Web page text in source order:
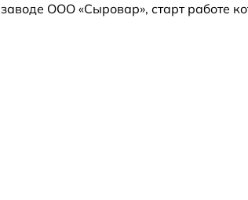
заводе ООО «Сыровар», старт работе